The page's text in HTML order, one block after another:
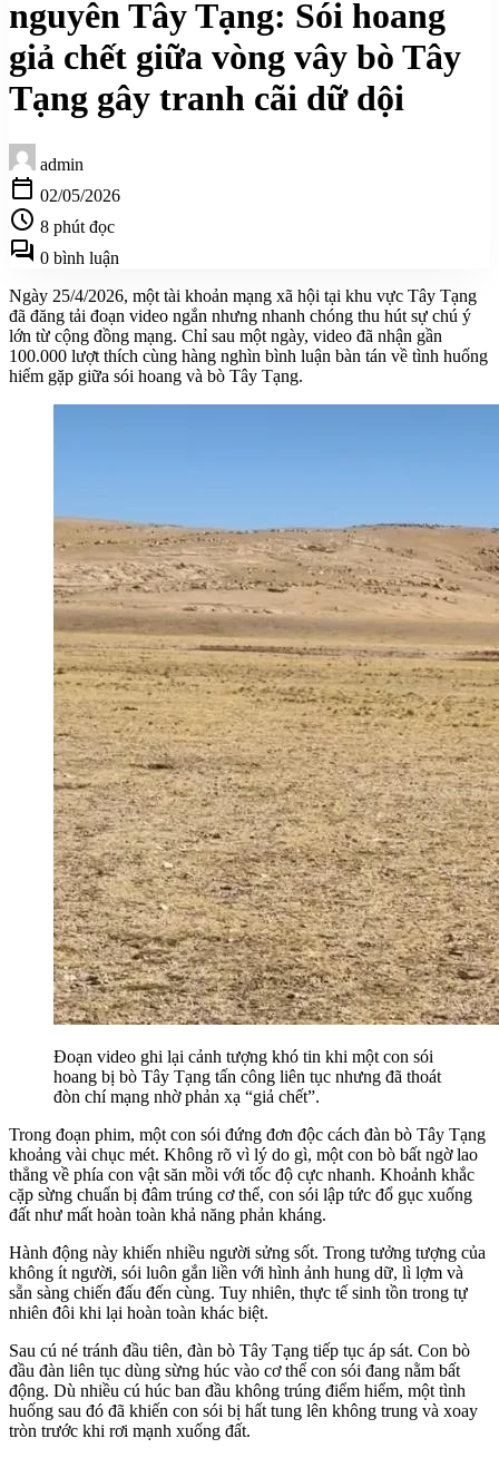
nguyên Tây Tạng: Sói hoang
giả chết giữa vòng vây bò Tây
Tạng gây tranh cãi dữ dội
admin
calendar_today 02/05/2026
schedule 8 phút đọc
forum 0 bình luận
Ngày 25/4/2026, một tài khoản mạng xã hội tại khu vực Tây Tạng
đã đăng tải đoạn video ngắn nhưng nhanh chóng thu hút sự chú ý
lớn từ cộng đồng mạng. Chỉ sau một ngày, video đã nhận gần
100.000 lượt thích cùng hàng nghìn bình luận bàn tán về tình huống
hiếm gặp giữa sói hoang và bò Tây Tạng.
Đoạn video ghi lại cảnh tượng khó tin khi một con sói
hoang bị bò Tây Tạng tấn công liên tục nhưng đã thoát
đòn chí mạng nhờ phản xạ “giả chết”.
Trong đoạn phim, một con sói đứng đơn độc cách đàn bò Tây Tạng
khoảng vài chục mét. Không rõ vì lý do gì, một con bò bất ngờ lao
thẳng về phía con vật săn mồi với tốc độ cực nhanh. Khoảnh khắc
cặp sừng chuẩn bị đâm trúng cơ thể, con sói lập tức đổ gục xuống
đất như mất hoàn toàn khả năng phản kháng.
Hành động này khiến nhiều người sửng sốt. Trong tưởng tượng của
không ít người, sói luôn gắn liền với hình ảnh hung dữ, lì lợm và
sẵn sàng chiến đấu đến cùng. Tuy nhiên, thực tế sinh tồn trong tự
nhiên đôi khi lại hoàn toàn khác biệt.
Sau cú né tránh đầu tiên, đàn bò Tây Tạng tiếp tục áp sát. Con bò
đầu đàn liên tục dùng sừng húc vào cơ thể con sói đang nằm bất
động. Dù nhiều cú húc ban đầu không trúng điểm hiểm, một tình
huống sau đó đã khiến con sói bị hất tung lên không trung và xoay
tròn trước khi rơi mạnh xuống đất.